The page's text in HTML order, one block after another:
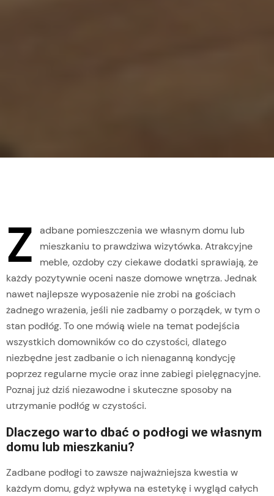
Z
adbane pomieszczenia we własnym domu lub
mieszkaniu to prawdziwa wizytówka. Atrakcyjne
meble, ozdoby czy ciekawe dodatki sprawiają, że
każdy pozytywnie oceni nasze domowe wnętrza. Jednak
nawet najlepsze wyposażenie nie zrobi na gościach
żadnego wrażenia, jeśli nie zadbamy o porządek, w tym o
stan podłóg. To one mówią wiele na temat podejścia
wszystkich domowników co do czystości, dlatego
niezbędne jest zadbanie o ich nienaganną kondycję
poprzez regularne mycie oraz inne zabiegi pielęgnacyjne.
Poznaj już dziś niezawodne i skuteczne sposoby na
utrzymanie podłóg w czystości.
Dlaczego warto dbać o podłogi we własnym
domu lub mieszkaniu?
Zadbane podłogi to zawsze najważniejsza kwestia w
każdym domu, gdyż wpływa na estetykę i wygląd całych